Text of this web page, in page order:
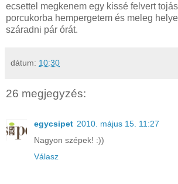
ecsettel megkenem egy kissé felvert
porcukorba hempergetem és meleg
száradni pár órát.
dátum: 10:30
26 megjegyzés:
egycsipet 2010. május 15. 11:27
Nagyon szépek! :))
Válasz